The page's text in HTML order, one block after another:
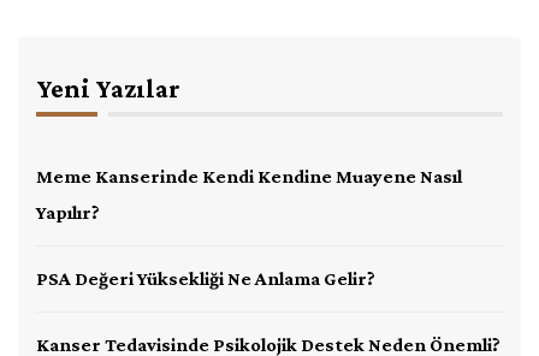
Yeni Yazılar
Meme Kanserinde Kendi Kendine Muayene Nasıl
Yapılır?
PSA Değeri Yüksekliği Ne Anlama Gelir?
Kanser Tedavisinde Psikolojik Destek Neden Önemli?